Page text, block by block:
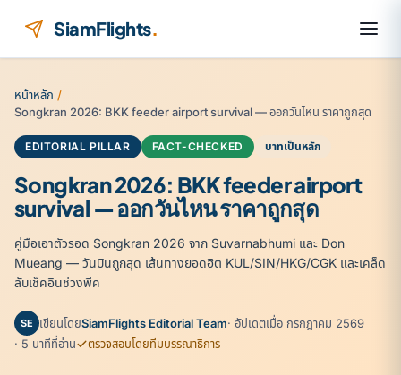
SiamFlights.
หน้าหลัก /
Songkran 2026: BKK feeder airport survival — ออกวันไหน ราคาถูกสุด
EDITORIAL PILLAR FACT-CHECKED บาทเป็นหลัก
Songkran 2026: BKK feeder airport
survival — ออกวันไหน ราคาถูกสุด
คู่มือเอาตัวรอด Songkran 2026 จาก Suvarnabhumi และ Don
Mueang — วันบินถูกสุด เส้นทางยอดฮิต KUL/SIN/HKG/CGK และเคล็ด
ลับเช็คอินช่วงพีค
SE เขียนโดยSiamFlights Editorial Team· อัปเดตเมื่อ กรกฎาคม 2569
· 5 นาทีที่อ่าน
ตรวจสอบโดยทีมบรรณาธิการ